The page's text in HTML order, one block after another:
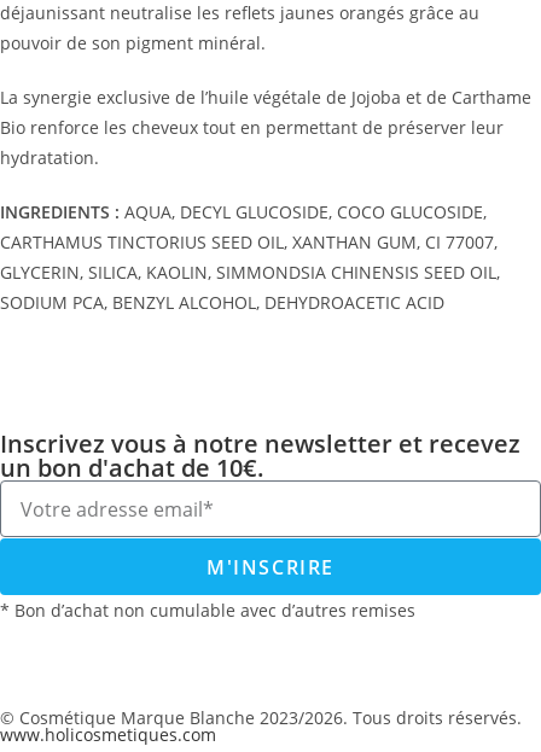
déjaunissant neutralise les reflets jaunes orangés grâce au
pouvoir de son pigment minéral.
La synergie exclusive de l’huile végétale de Jojoba et de Carthame
Bio renforce les cheveux tout en permettant de préserver leur
hydratation.
INGREDIENTS : AQUA, DECYL GLUCOSIDE, COCO GLUCOSIDE,
CARTHAMUS TINCTORIUS SEED OIL, XANTHAN GUM, CI 77007,
GLYCERIN, SILICA, KAOLIN, SIMMONDSIA CHINENSIS SEED OIL,
SODIUM PCA, BENZYL ALCOHOL, DEHYDROACETIC ACID
Inscrivez vous à notre newsletter et recevez
un bon d'achat de 10€.
M'INSCRIRE
* Bon d’achat non cumulable avec d’autres remises
© Cosmétique Marque Blanche 2023/2026. Tous droits réservés.
www.holicosmetiques.com